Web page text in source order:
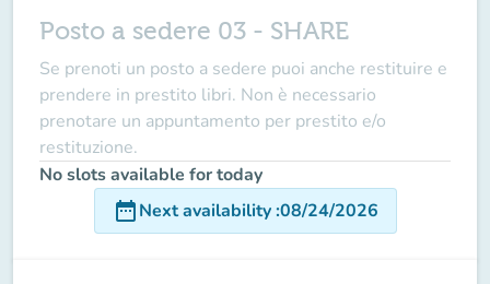
Posto a sedere 03 - SHARE
Se prenoti un posto a sedere puoi anche restituire e
prendere in prestito libri. Non è necessario
prenotare un appuntamento per prestito e/o
restituzione.
No slots available for today
date_rangeNext availability:08/24/2026